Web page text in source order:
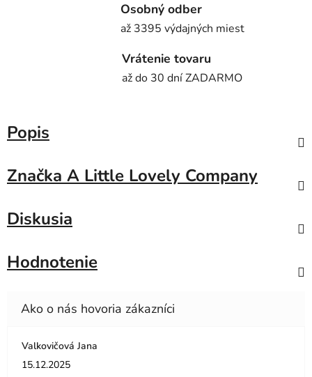
Osobný odber
až 3395 výdajných miest
Vrátenie tovaru
až do 30 dní ZADARMO
Popis
Značka A Little Lovely Company
Diskusia
Hodnotenie
Valkovičová Jana
Hodnotenie obchodu je 5 z 5 hviezdičiek.
15.12.2025